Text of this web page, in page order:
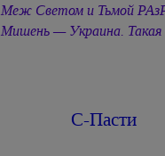
Меж Светом и Тьмой
Мишень — Украина. Такая
С-Пасти